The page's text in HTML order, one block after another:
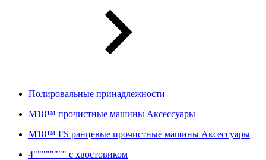
Полировальные принадлежности
M18™ прочистные машины Аксессуары
M18™ FS ранцевые прочистные машины Аксессуары
4"""""""" с хвостовиком